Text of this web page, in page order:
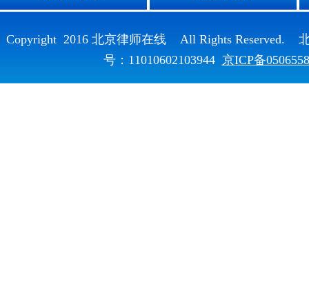
Copyright 2016 北京律师在线 All Rights Reserved.
号：11010602103944 京ICP备